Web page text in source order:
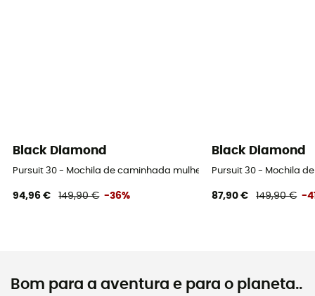
Black Diamond
Pursuit 30 - Mochila de caminhada mulher
94,96 € 149,90 € -36%
Black Diamond
Pursuit 30 - Mochila
87,90 € 149,90 € -
Bom para a aventura e para o planeta..